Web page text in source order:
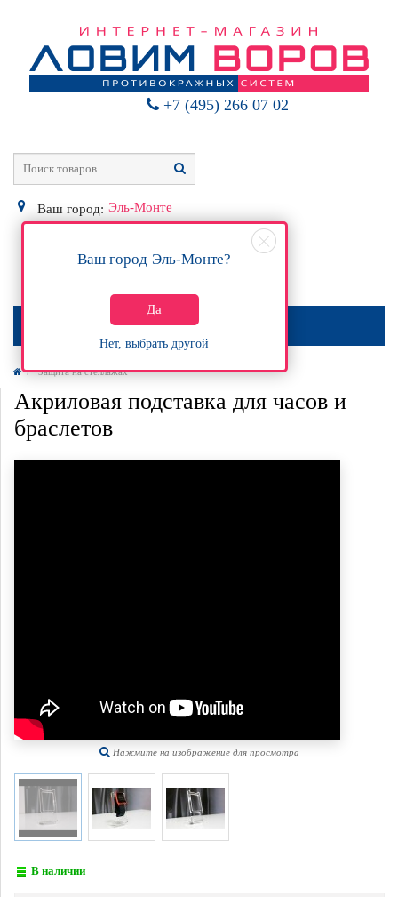
+7 (495) 266 07 02
Ваш город: Эль-Монте
Ваш город Эль-Монте?
Да
Нет, выбрать другой
0Р
МЕНЮ
Защита на стеллажах
Акриловая подставка для часов и
браслетов
Нажмите на изображение для просмотра
В наличии